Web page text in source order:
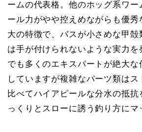
ームの代表格。他のホッグ系ワー
ール力がやや控えめながらも優秀
大の特徴で、バスが小さめな甲殻
は手が付けられないような実力を
でも多くのエキスパートが絶大な
していますが複雑なパーツ類はス
比べてハイアピールな分水の抵抗
っくりとスローに誘う釣り方にマ